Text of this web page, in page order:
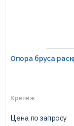
Опора бруса
Крепёж
Цена по запросу